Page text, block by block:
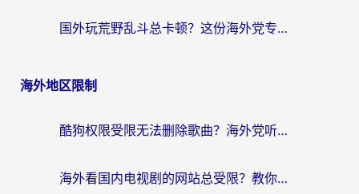
国外玩荒野乱斗总卡顿？这份海外党专属的国服游戏加速攻略请收好
海外地区限制
酷狗权限受限无法删除歌曲？海外党听国内音乐的终极解决方案来了
海外看国内电视剧的网站总受限？教你选对回国加速器，轻松追热剧